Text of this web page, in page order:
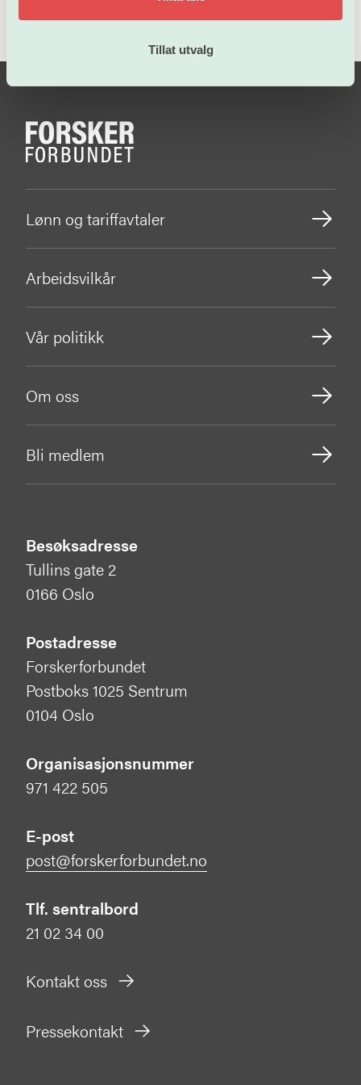
Tillat utvalg
Lønn og tariffavtaler
Arbeidsvilkår
Vår politikk
Om oss
Bli medlem
Besøksadresse
Tullins gate 2
0166 Oslo
Postadresse
Forskerforbundet
Postboks 1025 Sentrum
0104 Oslo
Organisasjonsnummer
971 422 505
E-post
post@forskerforbundet.no
Tlf. sentralbord
21 02 34 00
Kontakt oss
Pressekontakt